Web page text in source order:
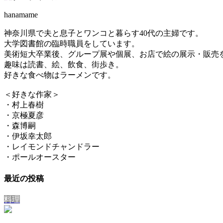
hanamame
神奈川県で夫と息子とワンコと暮らす40代の主婦です。
大学図書館の臨時職員をしています。
美術短大卒業後、グループ展や個展、お店で絵の展示・販売
趣味は読書、絵、飲食、街歩き。
好きな食べ物はラーメンです。
＜好きな作家＞
・村上春樹
・京極夏彦
・森博嗣
・伊坂幸太郎
・レイモンドチャンドラー
・ポールオースター
最近の投稿
料理